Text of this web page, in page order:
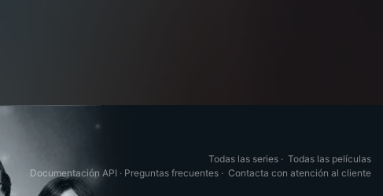
Todas las series · Todas las películas
Documentación API · Preguntas frecuentes · Contacta con atención al cliente